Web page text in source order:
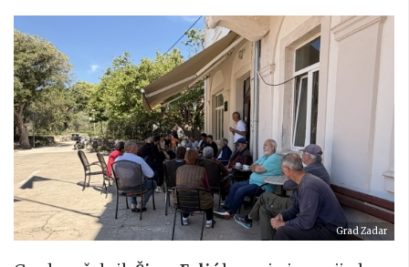
Grad Zadar